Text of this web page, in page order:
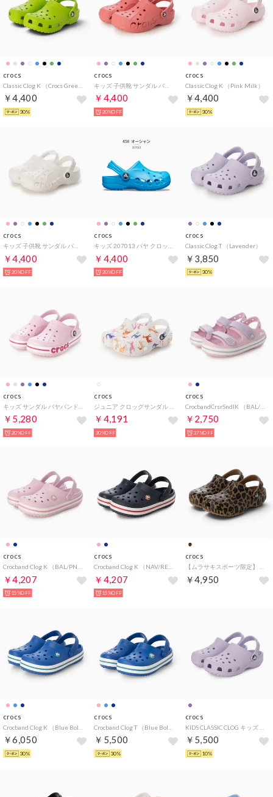
crocs
￥4,400
30%
crocs
￥4,400
20%OFF
crocs
Classic Clog K （Pink Milk）
￥4,400
30%
crocs
キッズ 子供靴 サンダル バヤ クロッグ キッズ 207013 （ホワイト）
￥4,400
20%OFF
crocs
キッズ 207013 バヤ クロッグ KIDS' BAYA CLOG 001 100 456 6QQ 456_オーシャン（ブルー）
￥4,400
20%OFF
crocs
Classic Clog T （Lavender）
￥3,850
30%
crocs
￥5,280
20%OFF
crocs
￥4,191
30%OFF
crocs
CrocbandCrsrSndlK （BAL/LAV）
￥2,750
37%OFF
crocs
Crocband Clog K （BAL/PNK）
￥4,207
15%OFF
crocs
Crocband Clog K （NAV/RED）
￥4,207
15%OFF
crocs
【ムラサキスポーツ限定】 CLASSIC ANIMAL CLOG K クラシック アニマル クロッグ 211881 2LD （レオパード）
￥4,950
crocs
￥6,050
30%
crocs
￥5,500
30%
crocs
￥5,500
10%